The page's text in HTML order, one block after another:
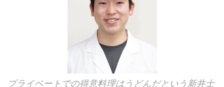
プライベートでの得意料理はうどんだという新井士